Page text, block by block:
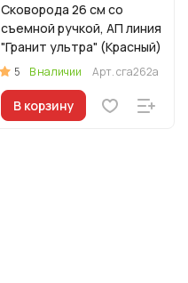
Сковорода 26 см со
съемной ручкой, АП линия
"Гранит ультра" (Красный)
5 В наличии Арт.сга262а
В корзину